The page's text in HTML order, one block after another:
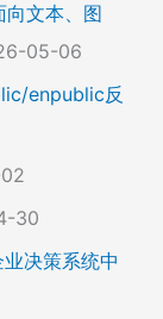
文本、图
05-06
enpublic反
30
决策系统中